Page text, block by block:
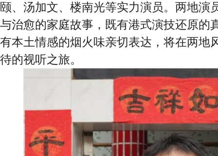
颐、汤加文、楼南光等实力演员。两地演
与治愈的家庭故事，既有港式演技还原的
有本土情感的烟火味亲切表达，将在两地
待的视听之旅。